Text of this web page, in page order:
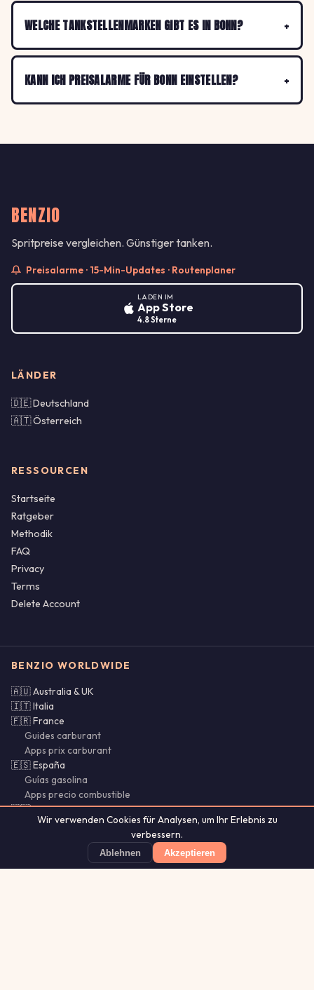
WELCHE TANKSTELLENMARKEN GIBT ES IN BONN?
KANN ICH PREISALARME FÜR BONN EINSTELLEN?
BENZIO
Spritpreise vergleichen. Günstiger tanken.
Preisalarme · 15-Min-Updates · Routenplaner
LADEN IM
App Store
4.8 Sterne
LÄNDER
🇩🇪 Deutschland
🇦🇹 Österreich
RESSOURCEN
Startseite
Ratgeber
Methodik
FAQ
Privacy
Terms
Delete Account
BENZIO WORLDWIDE
🇦🇺 Australia & UK
🇮🇹 Italia
🇫🇷 France
Guides carburant
Apps prix carburant
🇪🇸 España
Guías gasolina
Apps precio combustible
🇵🇹 Portugal & Brasil
🌍 SI · CY · LU · MX · CL
Guías Chile
Wir verwenden Cookies für Analysen, um Ihr Erlebnis zu
verbessern.
Ablehnen Akzeptieren